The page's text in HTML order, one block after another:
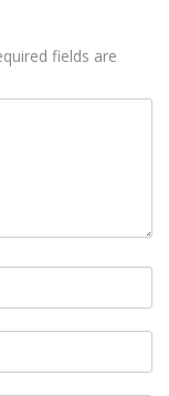
fields are